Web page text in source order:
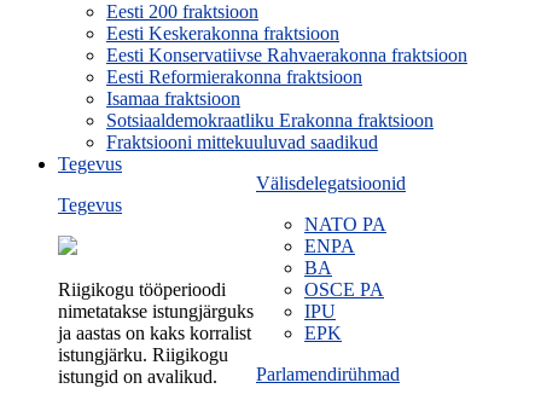
Eesti 200 fraktsioon
Eesti Keskerakonna fraktsioon
Eesti Konservatiivse Rahvaerakonna fraktsioon
Eesti Reformierakonna fraktsioon
Isamaa fraktsioon
Sotsiaaldemokraatliku Erakonna fraktsioon
Fraktsiooni mittekuuluvad saadikud
Välisdelegatsioonid
NATO PA
ENPA
BA
OSCE PA
IPU
EPK
Parlamendirühmad
Tegevus
Tegevus
Riigikogu tööperioodi
nimetatakse istungjärguks
ja aastas on kaks korralist
istungjärku. Riigikogu
istungid on avalikud.